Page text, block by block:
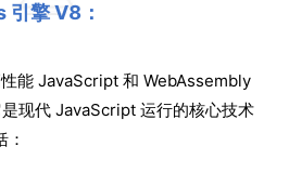
引擎 V8：
能 JavaScript 和 WebAssembly
现代 JavaScript 运行的核心技术